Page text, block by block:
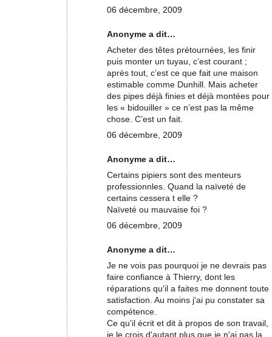
06 décembre, 2009
Anonyme a dit…
Acheter des têtes prétournées, les finir
puis monter un tuyau, c’est courant ;
après tout, c’est ce que fait une maison
estimable comme Dunhill. Mais acheter
des pipes déjà finies et déjà montées pour
les « bidouiller » ce n’est pas la même
chose. C’est un fait.
06 décembre, 2009
Anonyme a dit…
Certains pipiers sont des menteurs
professionnles. Quand la naïveté de
certains cessera t elle ?
Naïveté ou mauvaise foi ?
06 décembre, 2009
Anonyme a dit…
Je ne vois pas pourquoi je ne devrais pas
faire confiance à Thierry, dont les
réparations qu'il a faites me donnent toute
satisfaction. Au moins j'ai pu constater sa
compétence.
Ce qu'il écrit et dit à propos de son travail,
je le crois d'autant plus que je n'ai pas la